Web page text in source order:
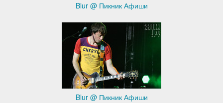
Blur @ Пикник Афиши
Blur @ Пикник Афиши